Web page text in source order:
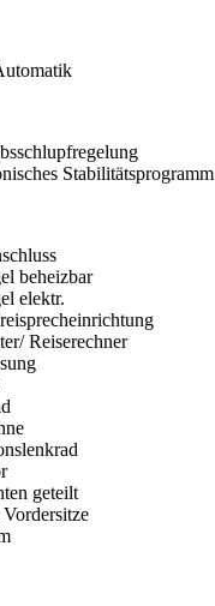
Stabilitätsprogramm
beheizbar
elektr.
Reiserechner
geteilt